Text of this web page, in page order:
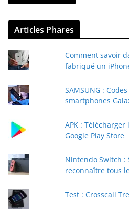
z
v
r
e
e
-
a
Articles Phares
Comment savoir
fabriqué un
SAMSUNG :
smartphones
APK :
Google Play Store
Nintendo Switch :
reconnaître tous
Test : Crosscall